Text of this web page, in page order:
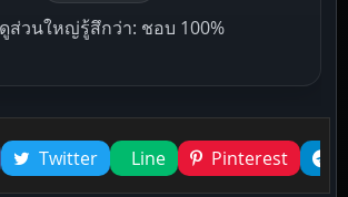
ส่วนใหญ่รู้สึกว่า: ชอบ 100%
Liked this
Twitter Line Pinterest